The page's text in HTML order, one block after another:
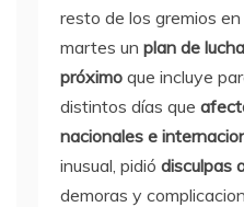
resto de los gremios
martes un plan de
próximo que incluye
distintos días que
nacionales e
inusual, pidió disculpas
demoras y